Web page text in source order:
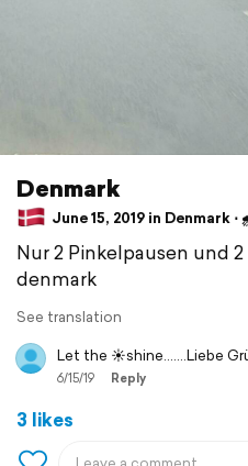
Denmark
June 15, 2019 in Denmark ⋅
Nur 2 Pinkelpausen und
denmark
See translation
Let the ☀️shine.......Liebe
6/15/19 Reply
3 likes